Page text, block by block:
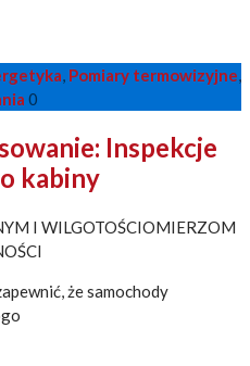
, Pomiary termowizyjne,
0
Inspekcje
kabiny
I WILGOTOŚCIOMIERZOM
że samochody